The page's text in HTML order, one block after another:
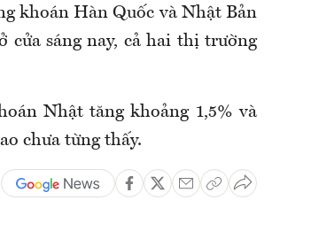
khoán Hàn Quốc và Nhật Bản
sáng nay, cả hai thị trường
Nhật tăng khoảng 1,5% và
chưa từng thấy.